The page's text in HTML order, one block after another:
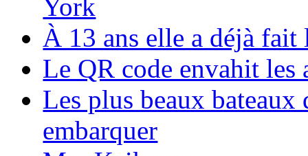
York
À 13 ans elle a déjà
Le QR code envahit les
Les plus beaux bateaux
embarquer